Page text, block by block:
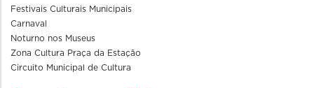
Festivais Culturais Municipais
Carnaval
Noturno nos Museus
Zona Cultura Praça da Estação
Circuito Municipal de Cultura